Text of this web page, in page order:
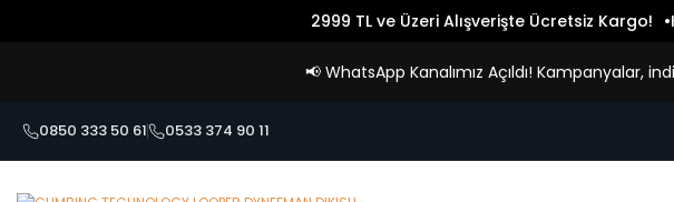
2999 TL ve Üzeri Alışverişte Ücretsiz Kargo!
📢 WhatsApp Kanalımız Açıldı! Kampanyalar,
0850 333 50 61 0533 374 90 11